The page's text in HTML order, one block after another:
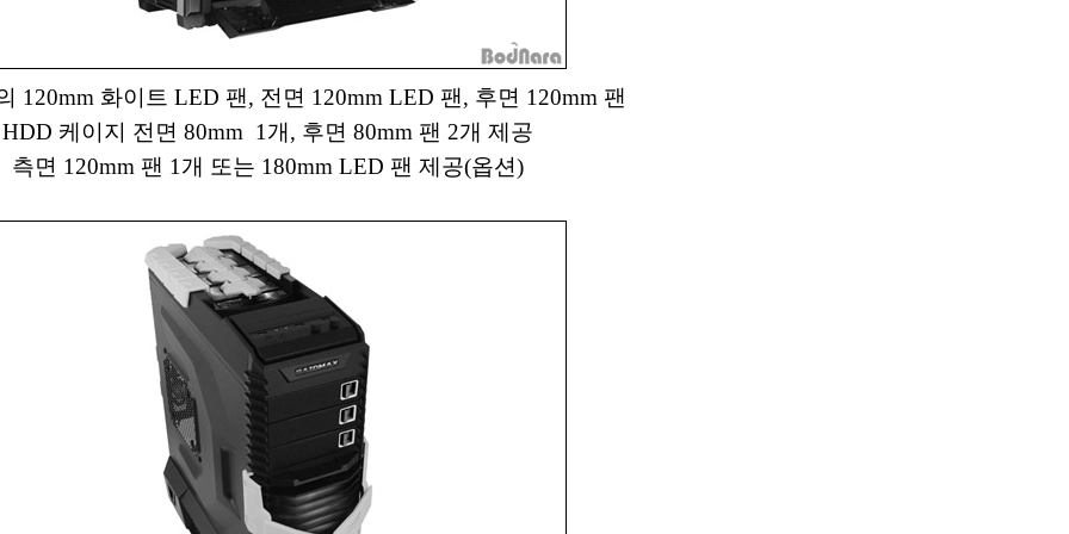
120mm 화이트 LED 팬, 전면 120mm LED 팬, 후면 120mm 팬
HDD 케이지 전면 80mm 1개, 후면 80mm 팬 2개 제공
측면 120mm 팬 1개 또는 180mm LED 팬 제공(옵션)